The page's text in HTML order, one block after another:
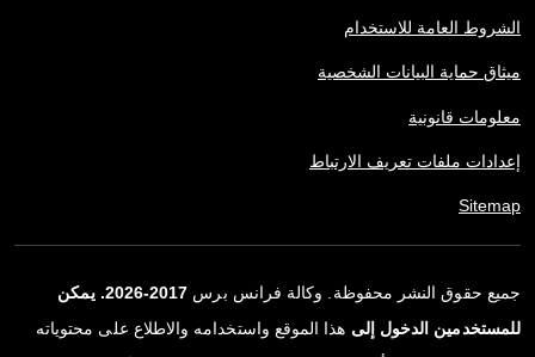
الشروط العامة للاستخدام
ميثاق حماية البيانات الشخصية
معلومات قانونية
إعدادات ملفات تعريف الارتباط
Sitemap
جميع حقوق النشر محفوظة. وكالة فرانس برس
2017-2026. يمكن
للمستخدمين الدخول إلى هذا الموقع واستخدامه والاطلاع على محتوياته